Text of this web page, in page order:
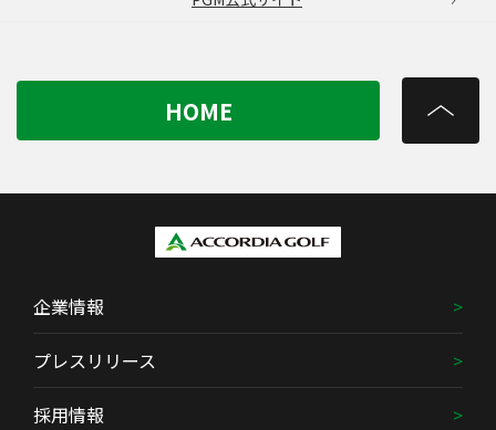
HOME
企業情報
プレスリリース
採用情報